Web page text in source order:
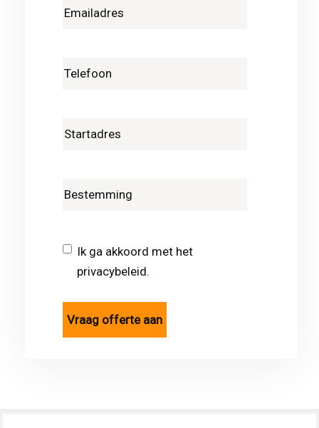
Ik ga akkoord met het
privacybeleid.